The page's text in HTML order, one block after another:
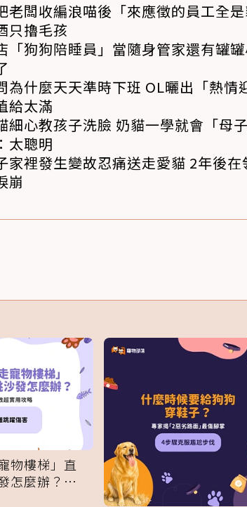
老闆收編浪喵後「來應徵的員工全
只擼毛孩
「狗狗陪睡員」當隨身管家還有罐
為什麼天天準時下班 OL曬出「熱情
給太滿
細心教孩子洗臉 奶貓一學就會「母
太聰明
家裡發生變故忍痛送走愛貓 2年後
崩
物樓梯」直
怎麼辦？專